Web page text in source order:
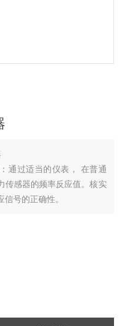
过适当的仪表， 在普通
传感器的频率反应值。核实
号的正确性。